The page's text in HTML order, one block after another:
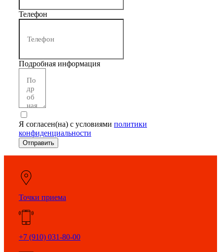
Телефон
Подробная информация
Я согласен(на) с условиями политики
конфиденциальности
Отправить
Точки приема
+7 (910) 031-80-00